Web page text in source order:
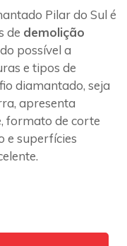
Pilar do Sul é
de demolição
possível a
e tipos de
diamantado, seja
apresenta
formato de corte
e superfícies